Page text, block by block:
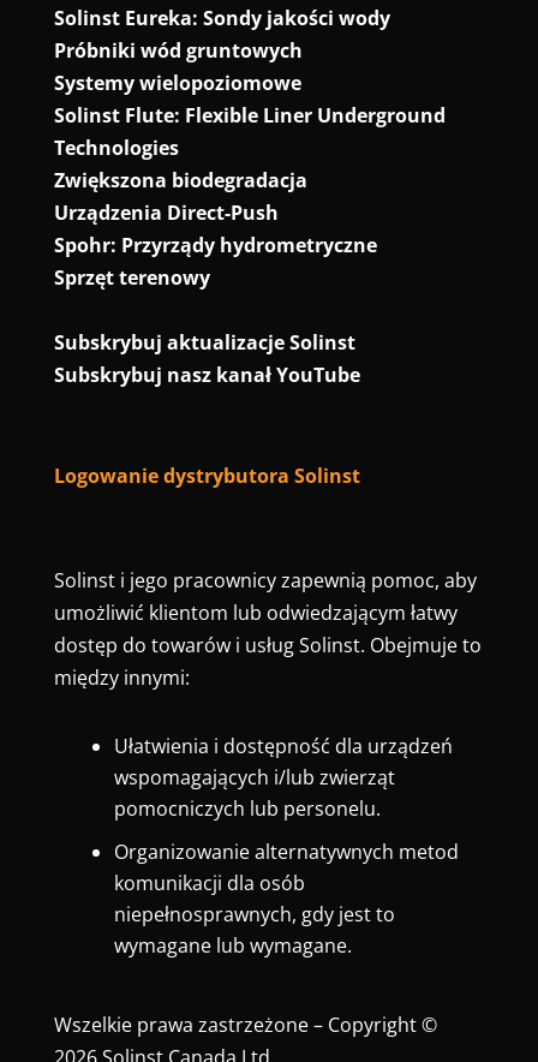
Solinst Eureka: Sondy jakości wody
Próbniki wód gruntowych
Systemy wielopoziomowe
Solinst Flute: Flexible Liner Underground
Technologies
Zwiększona biodegradacja
Urządzenia Direct-Push
Spohr: Przyrządy hydrometryczne
Sprzęt terenowy
Subskrybuj aktualizacje Solinst
Subskrybuj nasz kanał YouTube
Logowanie dystrybutora Solinst
Solinst i jego pracownicy zapewnią pomoc, aby
umożliwić klientom lub odwiedzającym łatwy
dostęp do towarów i usług Solinst. Obejmuje to
między innymi:
Ułatwienia i dostępność dla urządzeń
wspomagających i/lub zwierząt
pomocniczych lub personelu.
Organizowanie alternatywnych metod
komunikacji dla osób
niepełnosprawnych, gdy jest to
wymagane lub wymagane.
Wszelkie prawa zastrzeżone – Copyright ©